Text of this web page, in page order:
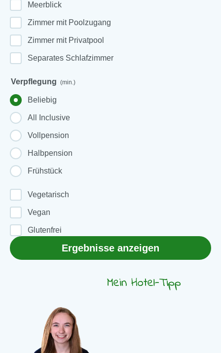
Meerblick
Zimmer mit Poolzugang
Zimmer mit Privatpool
Separates Schlafzimmer
Verpflegung (min.)
Beliebig
All Inclusive
Vollpension
Halbpension
Frühstück
Vegetarisch
Vegan
Glutenfrei
Ergebnisse anzeigen
Mein Hotel-Tipp